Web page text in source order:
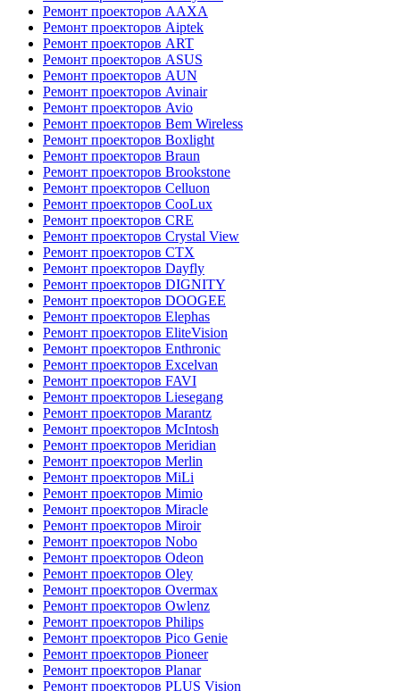
Ремонт проекторов AAXA
Ремонт проекторов Aiptek
Ремонт проекторов ART
Ремонт проекторов ASUS
Ремонт проекторов AUN
Ремонт проекторов Avinair
Ремонт проекторов Avio
Ремонт проекторов Bem Wireless
Ремонт проекторов Boxlight
Ремонт проекторов Braun
Ремонт проекторов Brookstone
Ремонт проекторов Celluon
Ремонт проекторов CooLux
Ремонт проекторов CRE
Ремонт проекторов Crystal View
Ремонт проекторов CTX
Ремонт проекторов Dayfly
Ремонт проекторов DIGNITY
Ремонт проекторов DOOGEE
Ремонт проекторов Elephas
Ремонт проекторов EliteVision
Ремонт проекторов Enthronic
Ремонт проекторов Excelvan
Ремонт проекторов FAVI
Ремонт проекторов Liesegang
Ремонт проекторов Marantz
Ремонт проекторов McIntosh
Ремонт проекторов Meridian
Ремонт проекторов Merlin
Ремонт проекторов MiLi
Ремонт проекторов Mimio
Ремонт проекторов Miracle
Ремонт проекторов Miroir
Ремонт проекторов Nobo
Ремонт проекторов Odeon
Ремонт проекторов Oley
Ремонт проекторов Overmax
Ремонт проекторов Owlenz
Ремонт проекторов Philips
Ремонт проекторов Pico Genie
Ремонт проекторов Pioneer
Ремонт проекторов Planar
Ремонт проекторов PLUS Vision